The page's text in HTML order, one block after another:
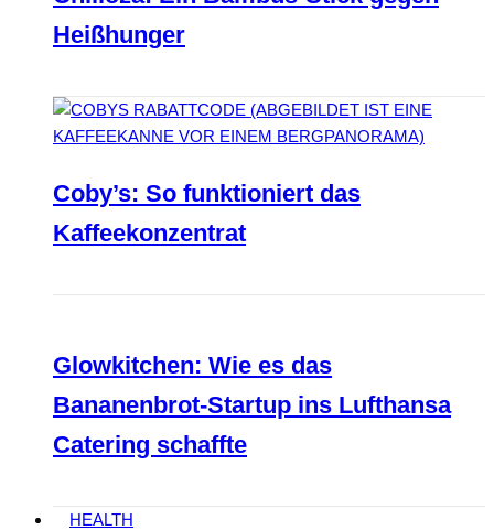
Heißhunger
Coby’s: So funktioniert das
Kaffeekonzentrat
Glowkitchen: Wie es das
Bananenbrot-Startup ins Lufthansa
Catering schaffte
HEALTH